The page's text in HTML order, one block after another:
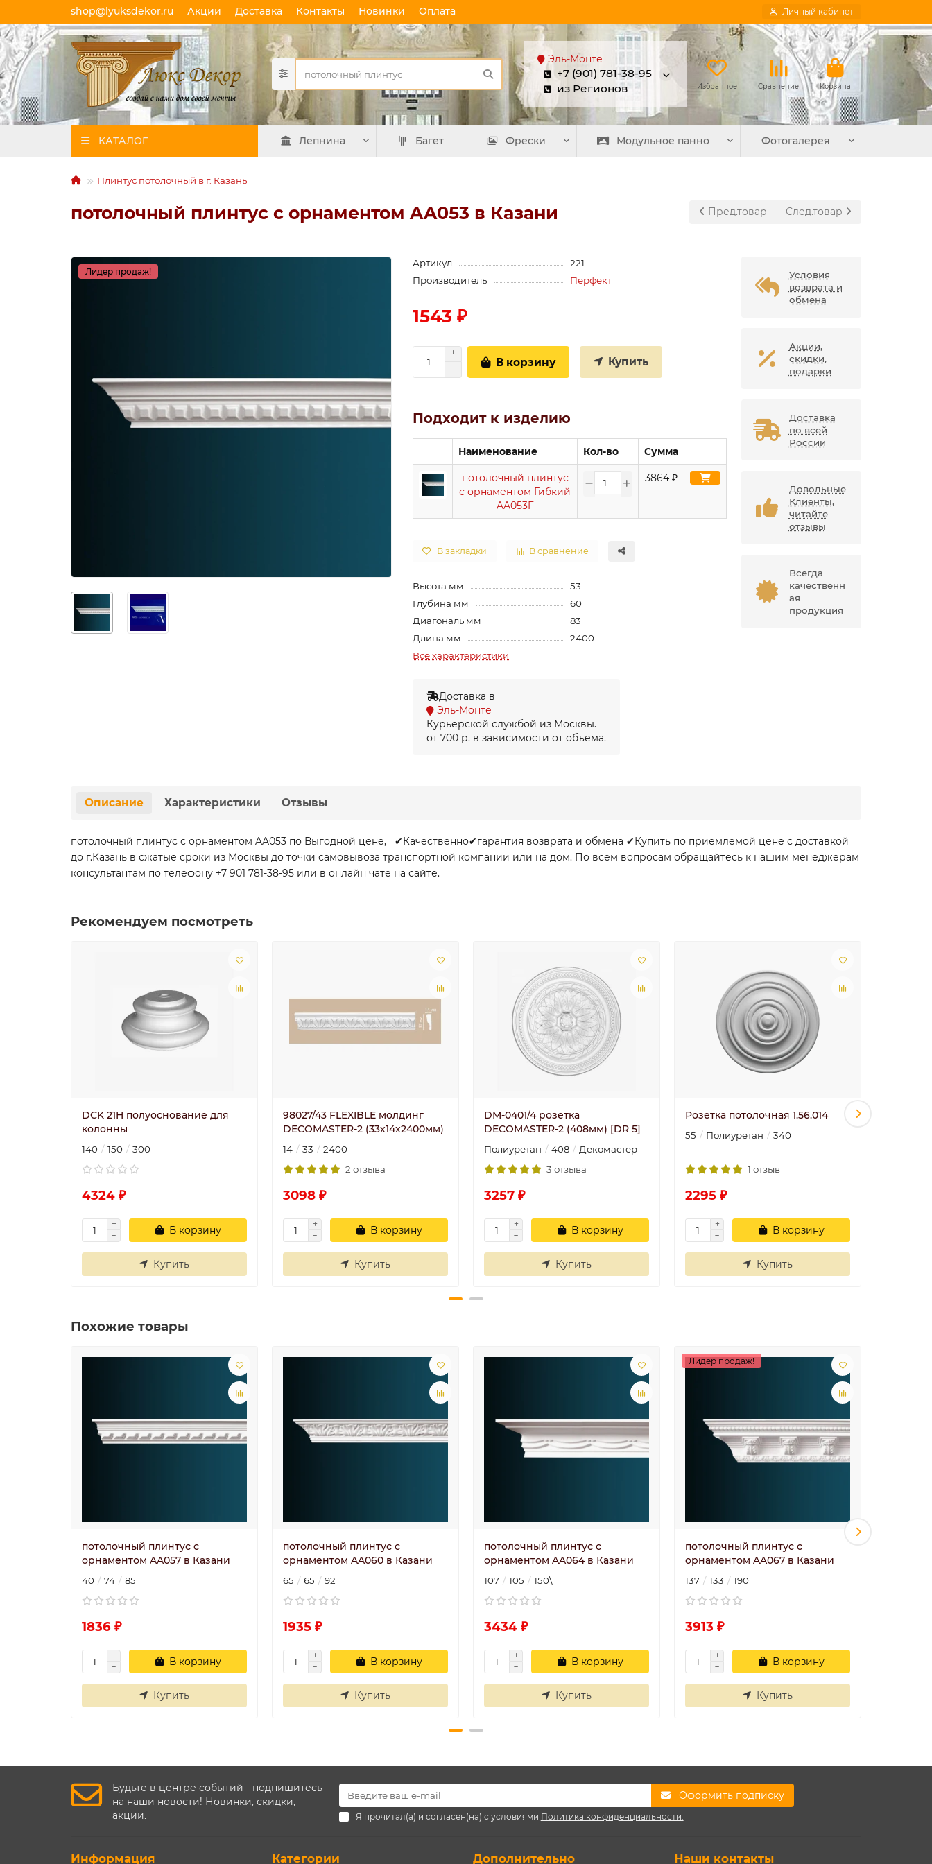
shop@lyuksdekor.ru Акции Доставка Контакты Новинки Оплата Личный кабинет
Эль-Монте
+7 (901) 781-38-95
из Регионов
Избранное Сравнение Корзина
КАТАЛОГ Лепнина Багет Фрески Модульное панно Фотогалерея
Плинтус потолочный в г. Казань
Пред.товар След.товар
потолочный плинтус с орнаментом AA053 в Казани
Лидер продаж!
Артикул
221
Производитель
Перфект
1543 ₽
В корзину Купить
Подходит к изделию
Наименование Кол-во Сумма
потолочный плинтус
с орнаментом Гибкий
AA053F
3864 ₽
В закладки В сравнение
Высота мм
53
Глубина мм
60
Диагональ мм
83
Длина мм
2400
Все характеристики
Доставка в
Эль-Монте
Курьерской службой из Москвы.
от 700 р. в зависимости от объема.
Условия
возврата и
обмена
Акции,
скидки,
подарки
Доставка
по всей
России
Довольные
Клиенты,
читайте
отзывы
Всегда
качественн
ая
продукция
Описание Характеристики Отзывы
потолочный плинтус с орнаментом AA053 по Выгодной цене, ✔Качественно✔гарантия возврата и обмена ✔Купить по приемлемой цене с доставкой
до г.Казань в сжатые сроки из Москвы до точки самовывоза транспортной компании или на дом. По всем вопросам обращайтесь к нашим менеджерам
консультантам по телефону +7 901 781-38-95 или в онлайн чате на сайте.
Рекомендуем посмотреть
DCK 21H полуоснование для
колонны
140 150 300
4324 ₽
В корзину
Купить
98027/43 FLEXIBLE молдинг
DECOMASTER-2 (33х14х2400мм)
14 33
2400
2 отзыва
3098 ₽
В корзину
Купить
DM-0401/4 розетка
DECOMASTER-2 (408мм) [DR 5]
Полиуретан 408
Декомастер
3 отзыва
3257 ₽
В корзину
Купить
Розетка потолочная 1.56.014
55 Полиуретан 340
1 отзыв
2295 ₽
В корзину
Купить
Похожие товары
потолочный плинтус с
орнаментом AA057 в Казани
40 74 85
1836 ₽
В корзину
Купить
потолочный плинтус с
орнаментом AA060 в Казани
65 65 92
1935 ₽
В корзину
Купить
потолочный плинтус с
орнаментом AA064 в Казани
107 105 150\
3434 ₽
В корзину
Купить
Лидер продаж!
потолочный плинтус с
орнаментом AA067 в Казани
137 133 190
3913 ₽
В корзину
Купить
Будьте в центре событий - подпишитесь
на наши новости! Новинки, скидки,
акции.
Оформить подписку
Я прочитал(а) и согласен(на) с условиями Политика конфиденциальности.
Информация Категории Дополнительно Наши контакты